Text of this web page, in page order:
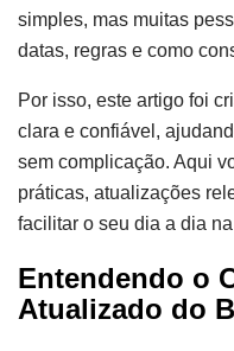
simples, mas muitas
datas, regras e como
Por isso, este artigo foi
clara e confiável,
sem complicação. Aqui
práticas, atualizações
facilitar o seu dia a dia
Entendendo o
Atualizado do